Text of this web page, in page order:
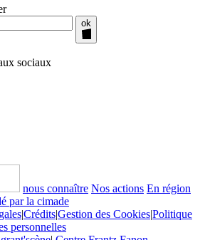
ok
sociaux
nous connaître Nos actions En région
par la cimade
|Crédits|Gestion des Cookies|Politique
personnelles